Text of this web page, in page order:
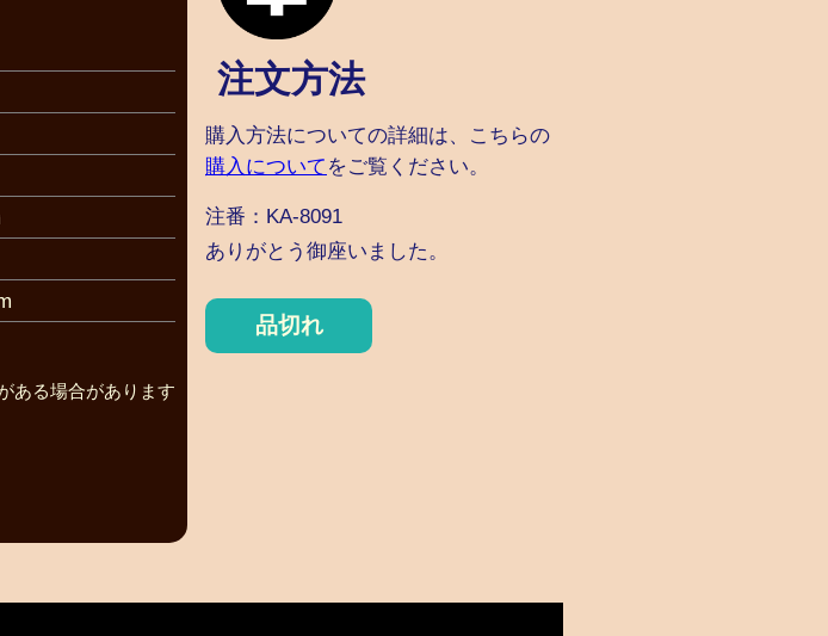
ある場合があります
注文方法
購入方法についての詳細は、こちらの
購入について をご覧ください。
注番：KA-8091
ありがとう御座いました。
品切れ